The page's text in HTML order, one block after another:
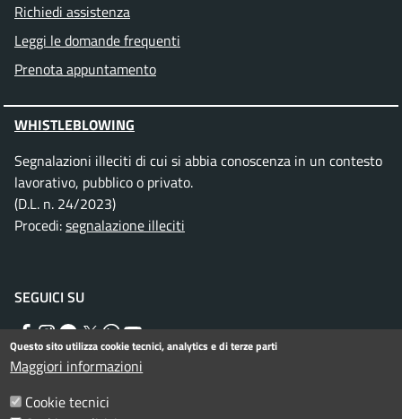
Richiedi assistenza
Leggi le domande frequenti
Prenota appuntamento
WHISTLEBLOWING
Segnalazioni illeciti di cui si abbia conoscenza in un contesto
lavorativo, pubblico o privato.
(D.L. n. 24/2023)
Procedi:segnalazione illeciti
SEGUICI SU
Facebook
Instagram
Telegram
TwitterWhatsApp
YouTube
Menu piè di pagina
Informativa privacy
Questo sito utilizza cookie tecnici, analytics e di terze parti
Maggiori informazioni
Cookie tecnici